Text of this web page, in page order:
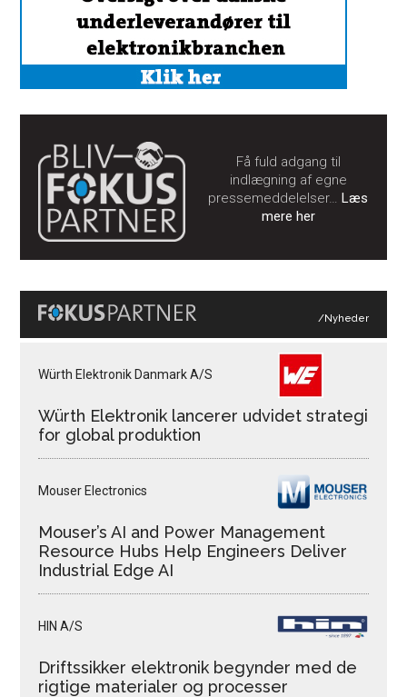
Få fuld adgang til
indlægning af egne
pressemeddelelser…Læs
mere her
/Nyheder
Würth Elektronik Danmark A/S
Würth Elektronik lancerer udvidet strategi
for global produktion
Mouser Electronics
Mouser’s AI and Power Management
Resource Hubs Help Engineers Deliver
Industrial Edge AI
HIN A/S
Driftssikker elektronik begynder med de
rigtige materialer og processer